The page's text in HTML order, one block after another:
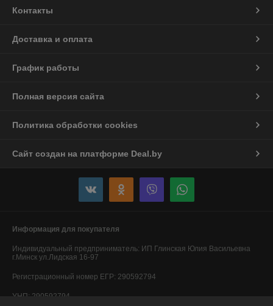
Контакты
Доставка и оплата
График работы
Полная версия сайта
Политика обработки cookies
Сайт создан на платформе Deal.by
Информация для покупателя
Индивидуальный предприниматель: ИП Глинская Юлия Васильевна
г.Минск ул.Лидская 16-97
Регистрационный номер ЕГР: 290592794
УНП: 290592794